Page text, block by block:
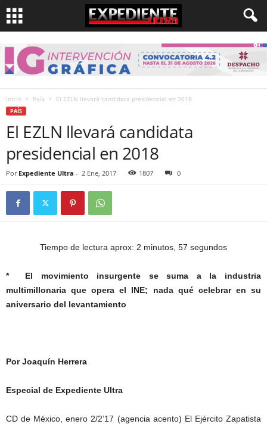
Inicio País El EZLN llevará candidata presidencial en 2018
PAÍS
El EZLN llevará candidata
presidencial en 2018
Por Expediente Ultra - 2 Ene, 2017 1807 0
Tiempo de lectura aprox: 2 minutos, 57 segundos
* El movimiento insurgente se suma a la industria
multimillonaria queopera el INE; nada qué celebrar ensu
aniversario del levantamiento
Por Joaquín Herrera
Especial de Expediente Ultra
CD de México, enero 2/2’17 (agencia acento) El Ejército Zapatista